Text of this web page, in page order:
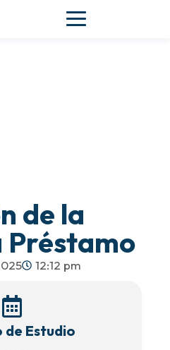
de la
Préstamo
12:12 pm
de Estudio